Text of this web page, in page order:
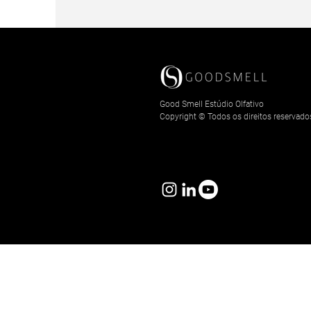
Good Smell Estúdio Olfativo
Copyright © Todos os direitos